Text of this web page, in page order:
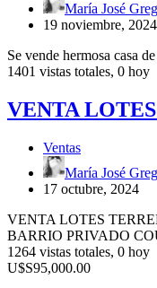
CLARA
DEL
María José
19 noviembre, 2024
Se vende hermosa casa
1401 vistas totales, 0 hoy
VENTA
LOTES
«BARRIO
COUNTRY
DEL
SOL»
VENTA
Ventas
María José
17 octubre, 2024
VENTA LOTES
BARRIO PRIVADO
1264 vistas totales, 0 hoy
Casa
U$S95,000.00